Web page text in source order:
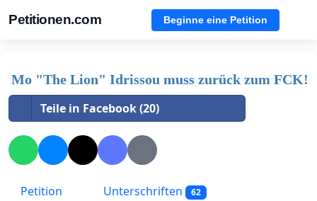
Petitionen.com Beginne eine Petition
Mo "The Lion" Idrissou muss zurück zum FCK!
Teile in Facebook (20)
Petition Unterschriften 62